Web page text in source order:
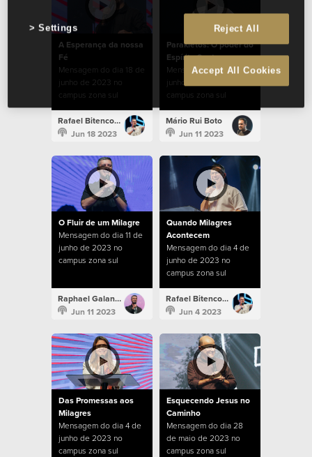
A Esperança da nossa
Fé
Mensagem do dia 18 de
junho de 2023 no
campus zona sul
Rafael Bitencourt
Jun 18 2023
Parakletos: O poder do
Espírito Santo
Mensagem do dia 11 de
junho de 2023 no
campus zona sul
Mário Rui Boto
Jun 11 2023
O Fluir de um Milagre
Mensagem do dia 11 de
junho de 2023 no
campus zona sul
Raphael Galante
Jun 11 2023
Quando Milagres
Acontecem
Mensagem do dia 4 de
junho de 2023 no
campus zona sul
Rafael Bitencourt
Jun 4 2023
Das Promessas aos
Milagres
Mensagem do dia 4 de
junho de 2023 no
campus zona sul
Esquecendo Jesus no
Caminho
Mensagem do dia 28
de maio de 2023 no
campus zona sul
Reject All
Accept All Cookies
Settings